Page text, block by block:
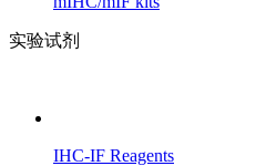
实验试剂
IHC-IF Reagents